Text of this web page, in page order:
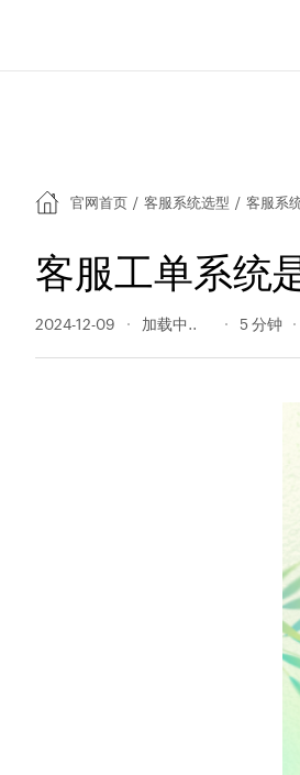
官网首页 / 客服系统选型 / 客服系
客服工单系统
2024-12-09 151 阅读量 5 分钟